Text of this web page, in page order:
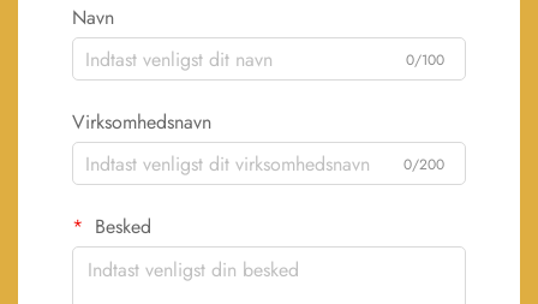
Navn
0/100
Virksomhedsnavn
0/200
Besked